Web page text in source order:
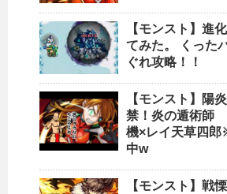
【モンスト】進
てみた。 くった
ぐれ攻略！！
【モンスト】陽
禁！炎の遁術師
機×レイ天草四
中w
【モンスト】戦